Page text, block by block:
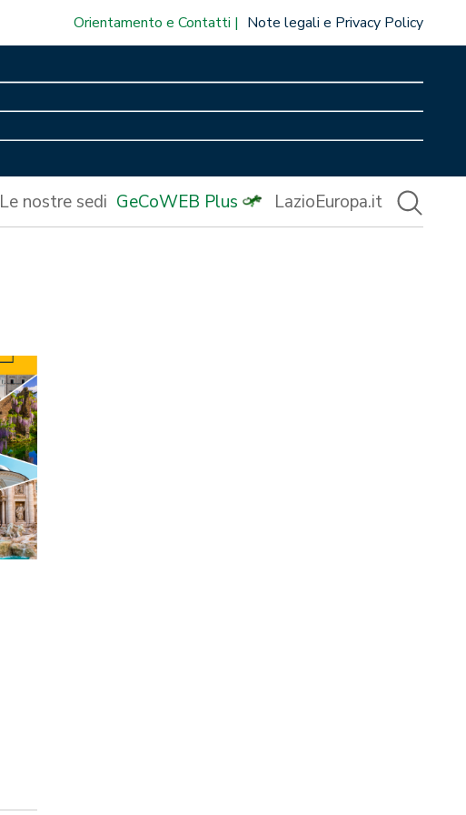
Orientamento e Contatti Note legali e Privacy Policy
Le nostre sedi GeCoWEB Plus LazioEuropa.it